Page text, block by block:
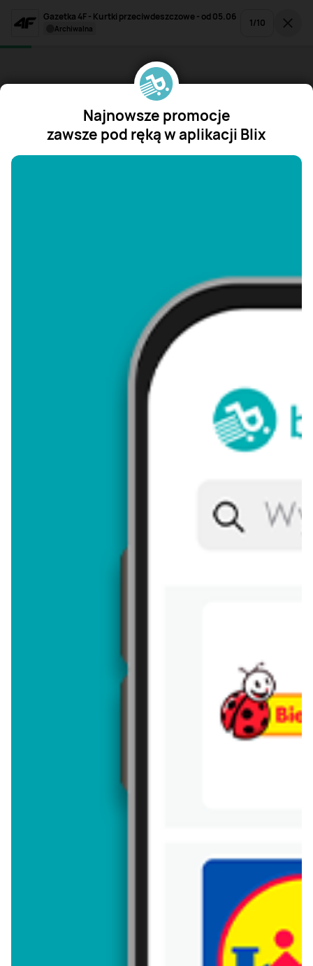
Gazetka 4F - Kurtki przeciwdeszczowe - od 05.06
archiwalna 1/10
Najnowsze promocje
zawsze pod ręką w aplikacji Blix
"/>